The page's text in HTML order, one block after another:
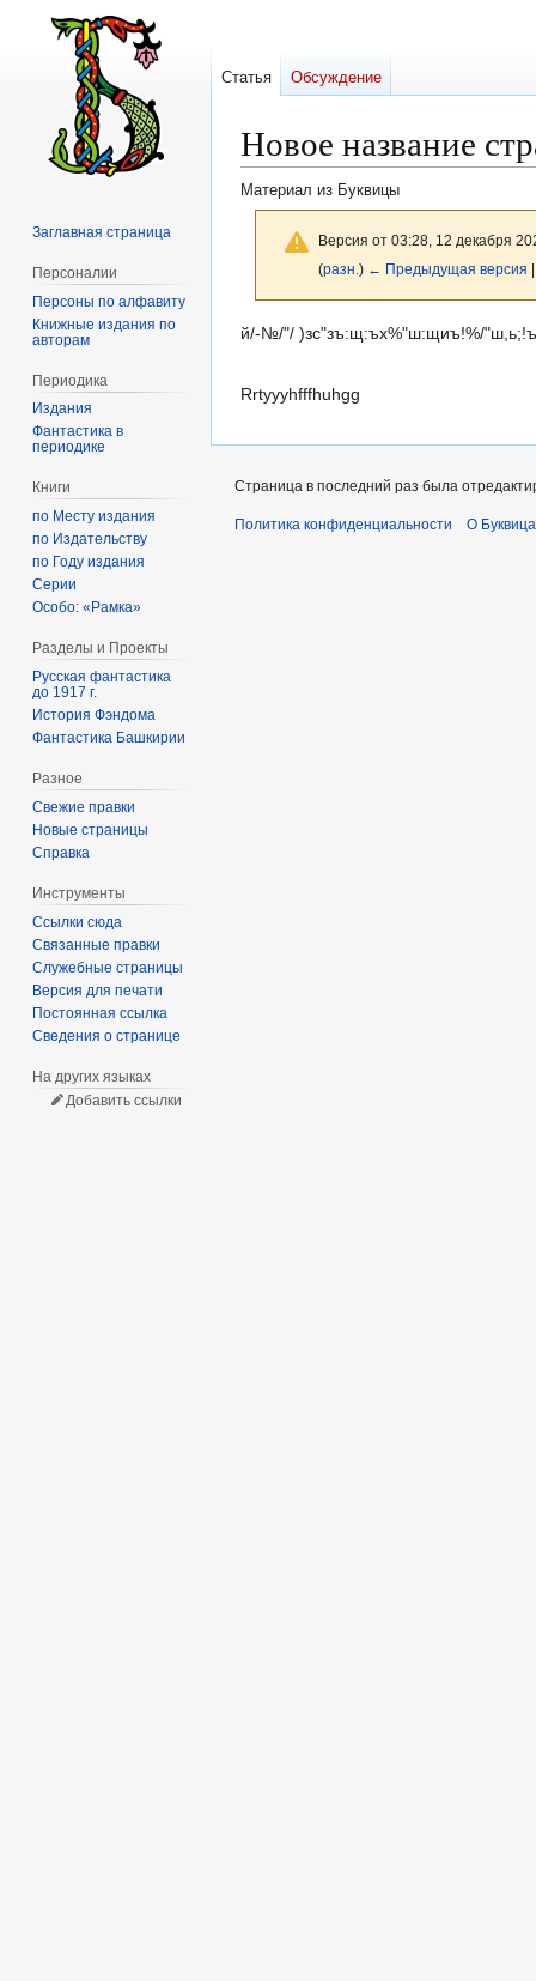
Новое название
Материал из Буквицы
Версия от 03:28, 12 декабря
(разн. ) ← Предыдущая версия
Перейти
навигации
Перейти
поиску
й/-№/"/ )зс"зъ:щ:ъх%"ш:щиъ!%/
Rrtyyyhfffhuhgg
Статья Обсуждение
Заглавная страница
Персоналии
Персоны по алфавиту
Книжные издания по
авторам
Периодика
Издания
Фантастика в
периодике
Книги
по Месту издания
по Издательству
по Году издания
Серии
Особо: «Рамка»
Разделы и Проекты
Русская фантастика
до 1917 г.
История Фэндома
Фантастика Башкирии
Разное
Свежие правки
Новые страницы
Справка
Инструменты
Ссылки сюда
Связанные правки
Служебные страницы
Версия для печати
Постоянная ссылка
Сведения о странице
На других языках
Добавить ссылки
Страница в последний раз была
Политика конфиденциальности О Буквица